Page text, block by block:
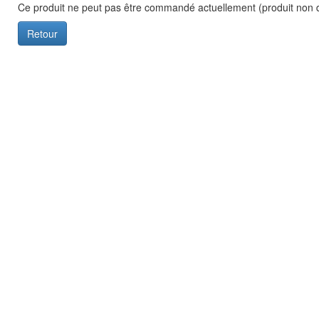
Ce produit ne peut pas être commandé actuellement (produit non
Retour